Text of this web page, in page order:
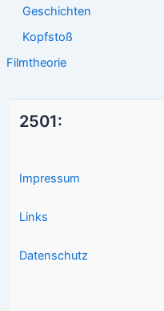
Geschichten
Kopfstoß
Filmtheorie
2501:
Impressum
Links
Datenschutz